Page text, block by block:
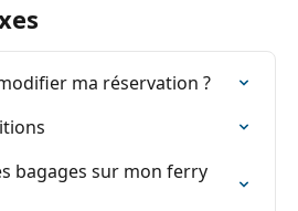
ma réservation ?
bagages sur mon ferry